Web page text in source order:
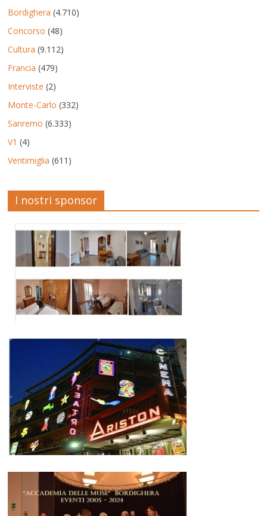
Bordighera (4.710)
Concorso (48)
Cultura (9.112)
Francia (479)
Interviste (2)
Monte-Carlo (332)
Sanremo (6.333)
V1 (4)
Ventimiglia (611)
I nostri sponsor